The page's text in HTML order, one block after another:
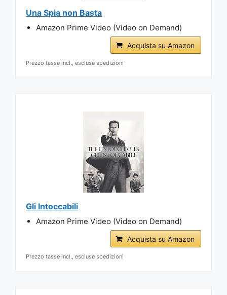
Una Spia non Basta
Amazon Prime Video (Video on Demand)
Acquista su Amazon
Prezzo tasse incl., escluse spedizioni
Gli Intoccabili
Amazon Prime Video (Video on Demand)
Acquista su Amazon
Prezzo tasse incl., escluse spedizioni